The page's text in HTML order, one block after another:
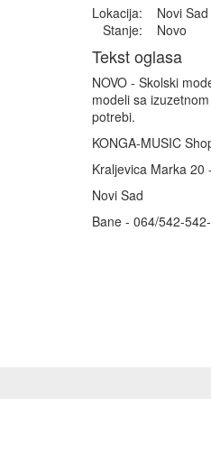
Lokacija:
Novi
Stanje:
Novo
Tekst oglasa
NOVO - Skolski
modeli sa
potrebi.
KONGA-MUSIC
Kraljevica Marka 20
Novi Sad
Bane - 064/542-